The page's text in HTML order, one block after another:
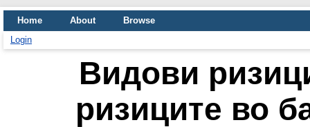
Home About
Browse
Login
Видови
ризиците во